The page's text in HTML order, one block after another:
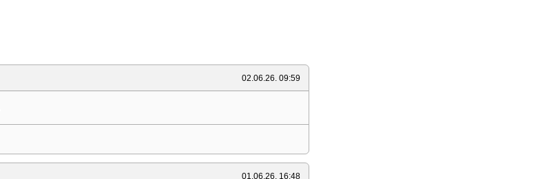
02.06.26. 09:59
01.06.26. 16:48